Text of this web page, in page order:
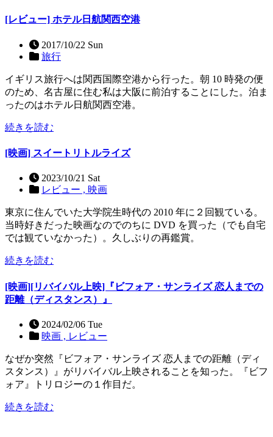
[レビュー] ホテル日航関西空港
2017/10/22 Sun
旅行
イギリス旅行へは関西国際空港から行った。朝 10 時発の便
のため、名古屋に住む私は大阪に前泊することにした。泊ま
ったのはホテル日航関西空港。
続きを読む
[映画] スイートリトルライズ
2023/10/21 Sat
レビュー , 映画
東京に住んでいた大学院生時代の 2010 年に２回観ている。
当時好きだった映画なのでのちに DVD を買った（でも自宅
では観ていなかった）。久しぶりの再鑑賞。
続きを読む
[映画][リバイバル上映]『ビフォア・サンライズ 恋人までの
距離（ディスタンス）』
2024/02/06 Tue
映画 , レビュー
なぜか突然『ビフォア・サンライズ 恋人までの距離（ディ
スタンス）』がリバイバル上映されることを知った。『ビフ
ォア』トリロジーの１作目だ。
続きを読む